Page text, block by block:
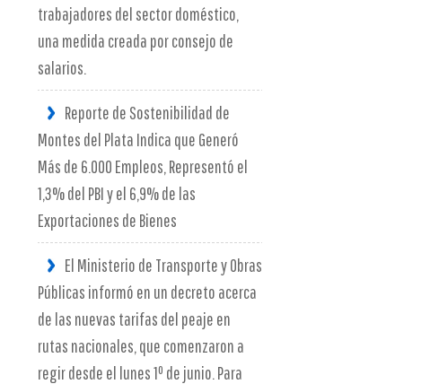
trabajadores del sector doméstico,
una medida creada por consejo de
salarios.
Reporte de Sostenibilidad de
Montes del Plata Indica que Generó
Más de 6.000 Empleos, Representó el
1,3% del PBI y el 6,9% de las
Exportaciones de Bienes
El Ministerio de Transporte y Obras
Públicas informó en un decreto acerca
de las nuevas tarifas del peaje en
rutas nacionales, que comenzaron a
regir desde el lunes 1º de junio. Para